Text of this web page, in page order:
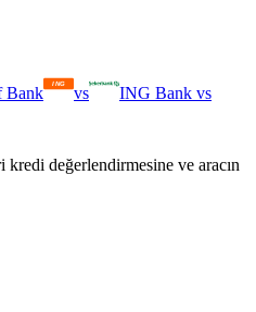
Bank vs ING Bank vs
değerlendirmesine ve aracın